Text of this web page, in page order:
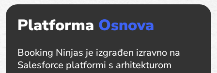
Platforma Osnova
Booking Ninjas je izgrađen izravno na
Salesforce platformi s arhitekturom